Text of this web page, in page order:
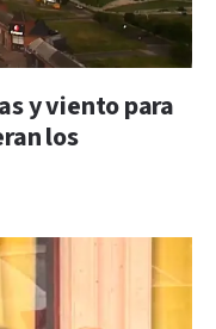
y viento para
los